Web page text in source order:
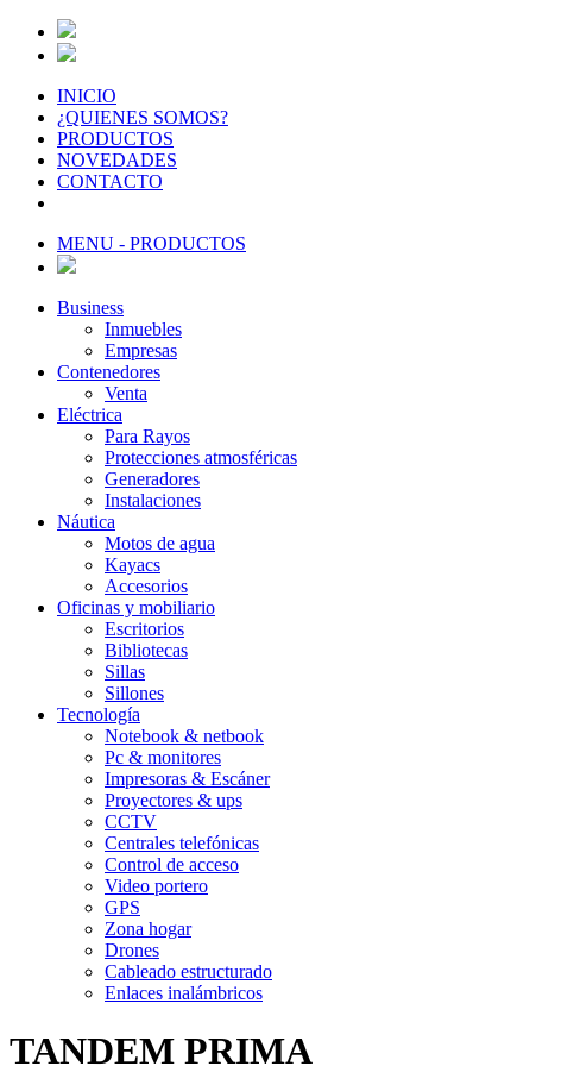
INICIO
¿QUIENES SOMOS?
PRODUCTOS
NOVEDADES
CONTACTO
MENU - PRODUCTOS
Business
Inmuebles
Empresas
Contenedores
Venta
Eléctrica
Para Rayos
Protecciones atmosféricas
Generadores
Instalaciones
Náutica
Motos de agua
Kayacs
Accesorios
Oficinas y mobiliario
Escritorios
Bibliotecas
Sillas
Sillones
Tecnología
Notebook & netbook
Pc & monitores
Impresoras & Escáner
Proyectores & ups
CCTV
Centrales telefónicas
Control de acceso
Video portero
GPS
Zona hogar
Drones
Cableado estructurado
Enlaces inalámbricos
TANDEM PRIMA